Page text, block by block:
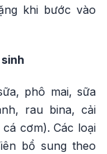
khi bước vào
phô mai, sữa
rau bina, cải
cơm). Các loại
bổ sung theo